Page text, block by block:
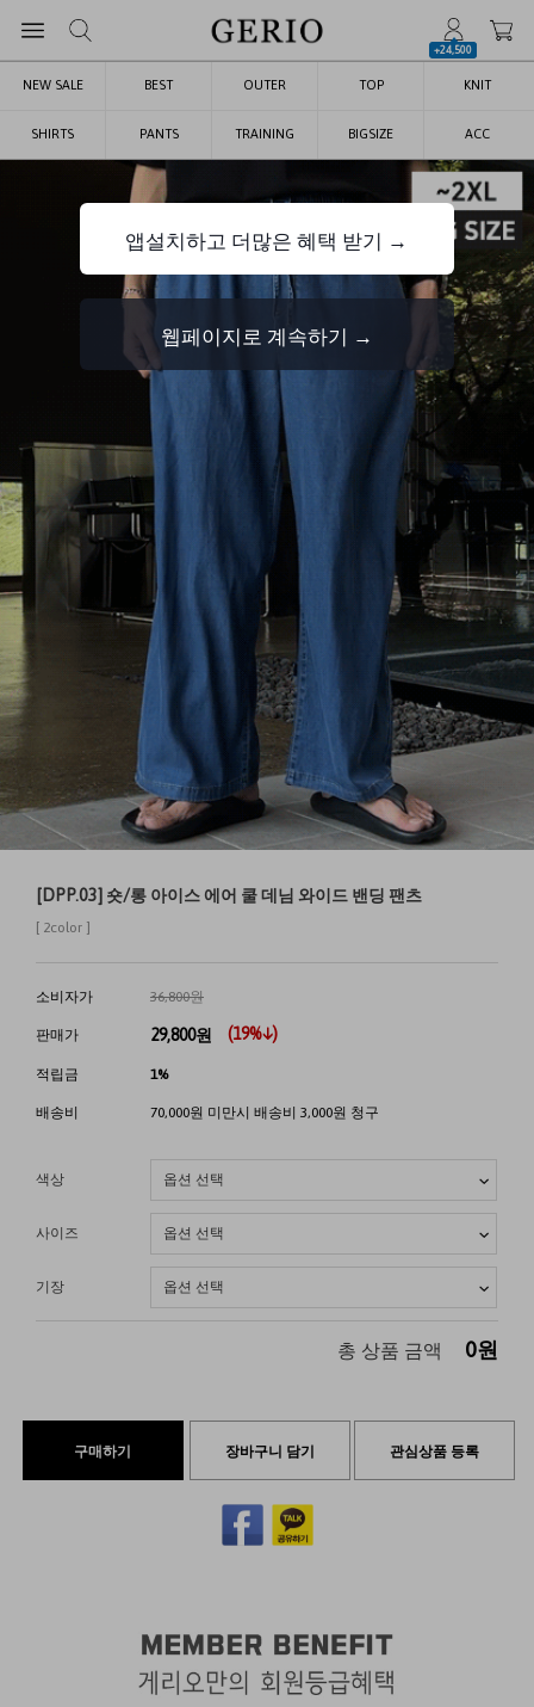
+24,500
NEW SALE BEST OUTER TOP KNIT
SHIRTS PANTS TRAINING BIGSIZE ACC
[DPP.03] 숏/롱 아이스 에어 쿨 데님 와이드 밴딩 팬츠
[ 2color ]
소비자가 36,800원
판매가 29,800원 (19%↓)
적립금 1%
배송비 70,000원 미만시 배송비 3,000원 청구
색상
사이즈
기장
총 상품 금액 0원
구매하기 장바구니 담기 관심상품 등록
앱설치하고 더많은 혜택 받기 →
웹페이지로 계속하기 →